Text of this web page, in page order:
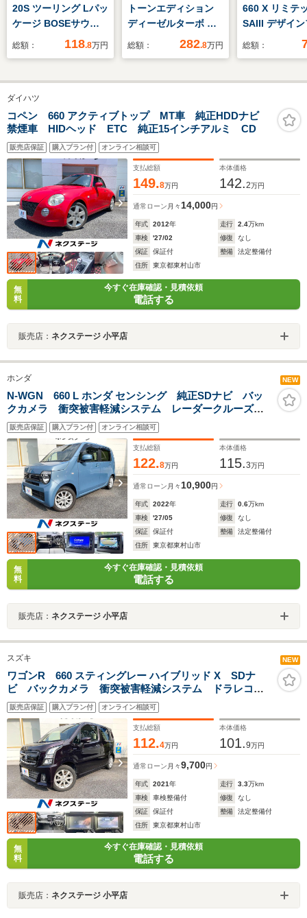
20S ツーリング Lパッ
ケージ BOSEサウン
ドシステム/純正ナビ/
ロール/スマートシテ
ィブレーキサポート/
ブラインドスポットモ
ニタリング/ETC/ヘッ
ドアップディスプレ
イ/レザーシート
総額： 118.8万円
トーンエディション
ディーゼルターボ デ
ィスプレイオーディオ
位モニター/車線逸脱
ート ハーフレザー/ド
ライブレコーダー 前
後/ヘッドランプ
LED/ETC
総額： 282.8万円
660 X リミテ
SAIII デザイ
ムトップ/スマ
車/ETC/オー
プ/ドアバイザ
アマット/電動
レーキ/ステア
スイッチ
総額：
ダイハツ
コペン 660 アクティブトップ MT車 純正HDDナビ
禁煙車 HIDヘッド ETC 純正15インチアルミ CD
販売店保証 購入プラン付 オンライン相談可
支払総額
149.8万円
本体価格
142.2万円
通常ローン 月々 14,000円
年式 2012年 走行 2.4万km
車検
'27/02 修復
なし
保証
保証付 整備
法定整備付
住所
東京都東村山市
無
料
今すぐ在庫確認・見積依頼
電話する
販売店： ネクステージ 小平店
ホンダ NEW
N-WGN 660 L ホンダ センシング 純正SDナビ バッ
クカメラ 衝突被害軽減システム レーダークルーズ
禁煙車 ドラレコ コーナーセンサー スマートキー
LEDヘッド ビルトインETC オートハイビーム 車線
逸脱警報 オートライト
販売店保証 購入プラン付 オンライン相談可
支払総額
122.8万円
本体価格
115.3万円
通常ローン 月々 10,900円
年式 2022年 走行 0.6万km
車検
'27/05 修復
なし
保証
保証付 整備
法定整備付
住所
東京都東村山市
無
料
今すぐ在庫確認・見積依頼
電話する
販売店： ネクステージ 小平店
スズキ NEW
ワゴンR 660 スティングレー ハイブリッド X SDナ
ビ バックカメラ 衝突被害軽減システム ドラレコ
スマートキー LEDヘッド ビルトインETC 純正14イ
ンチアルミ 車線逸脱警報 オートライト オートエア
コン Bluetooth CD
販売店保証 購入プラン付 オンライン相談可
支払総額
112.4万円
本体価格
101.9万円
通常ローン 月々9,700円
年式 2021年 走行 3.3万km
車検
車検整備付 修復
なし
保証
保証付 整備
法定整備付
住所
東京都東村山市
無
料
今すぐ在庫確認・見積依頼
電話する
販売店： ネクステージ 小平店